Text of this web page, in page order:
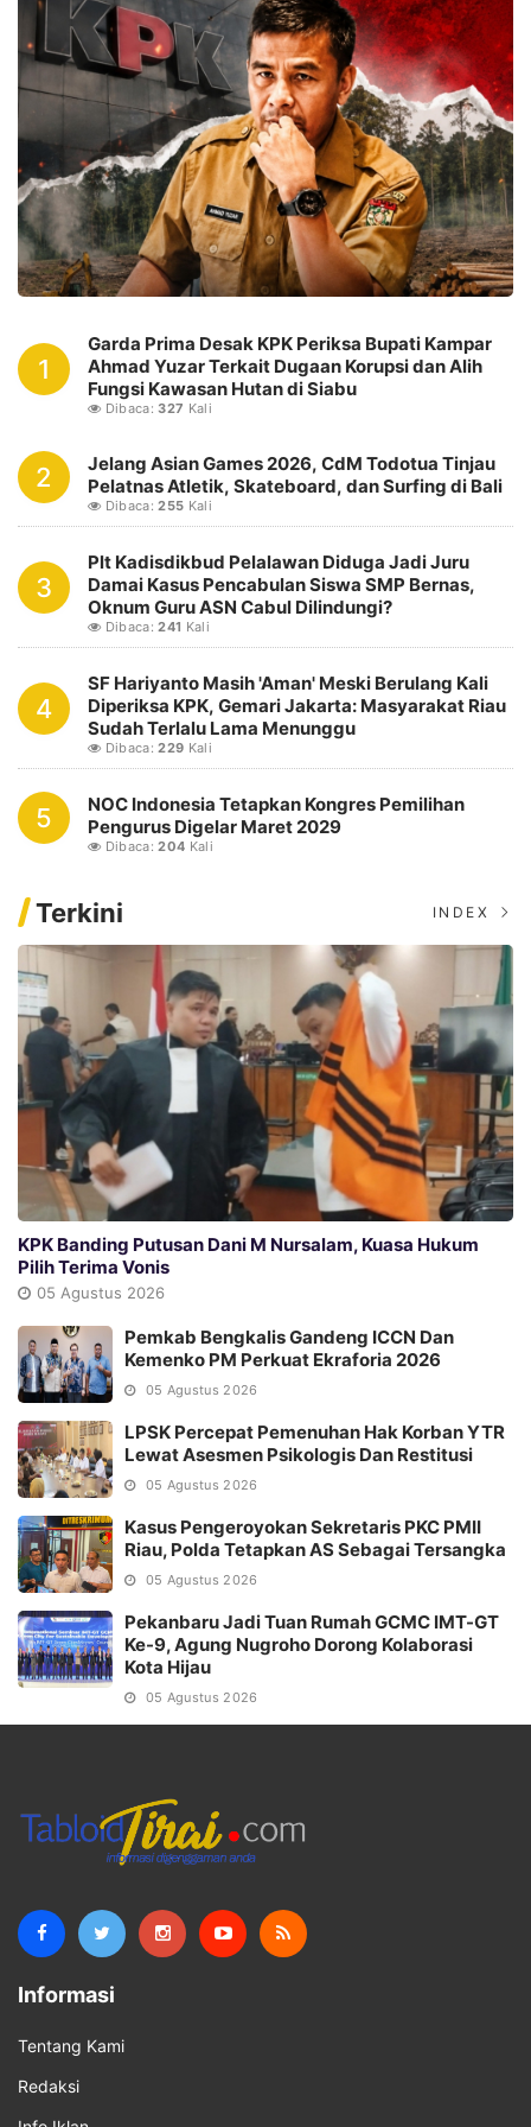
1
Garda Prima Desak KPK Periksa Bupati Kampar
Ahmad Yuzar Terkait Dugaan Korupsi dan Alih
Fungsi Kawasan Hutan di Siabu
Dibaca:327 Kali
2
Jelang Asian Games 2026, CdM Todotua Tinjau
Pelatnas Atletik, Skateboard, dan Surfing di Bali
Dibaca:255 Kali
3
Plt Kadisdikbud Pelalawan Diduga Jadi Juru
Damai Kasus Pencabulan Siswa SMP Bernas,
Oknum Guru ASN Cabul Dilindungi?
Dibaca:241 Kali
4
SF Hariyanto Masih 'Aman' Meski Berulang Kali
Diperiksa KPK, Gemari Jakarta: Masyarakat Riau
Sudah Terlalu Lama Menunggu
Dibaca:229 Kali
5
NOC Indonesia Tetapkan Kongres Pemilihan
Pengurus Digelar Maret 2029
Dibaca:204 Kali
Terkini INDEX
KPK Banding Putusan Dani M Nursalam, Kuasa Hukum
Pilih Terima Vonis
05 Agustus 2026
Pemkab Bengkalis Gandeng ICCN Dan
Kemenko PM Perkuat Ekraforia 2026
05 Agustus 2026
LPSK Percepat Pemenuhan Hak Korban YTR
Lewat Asesmen Psikologis Dan Restitusi
05 Agustus 2026
Kasus Pengeroyokan Sekretaris PKC PMII
Riau, Polda Tetapkan AS Sebagai Tersangka
05 Agustus 2026
Pekanbaru Jadi Tuan Rumah GCMC IMT-GT
Ke-9, Agung Nugroho Dorong Kolaborasi
Kota Hijau
05 Agustus 2026
Informasi
Tentang Kami
Redaksi